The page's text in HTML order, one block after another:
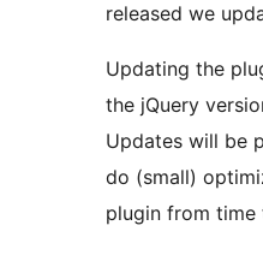
released we
Updating the
the jQuery
Updates will be
do (small)
plugin from time